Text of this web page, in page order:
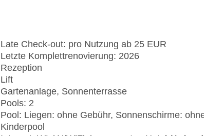
Late Check-out: pro Nutzung ab 25 EUR
Letzte Komplettrenovierung: 2026
Rezeption
Lift
Gartenanlage, Sonnenterrasse
Pools: 2
Pool: Liegen: ohne Gebühr, Sonnenschirme:
Kinderpool